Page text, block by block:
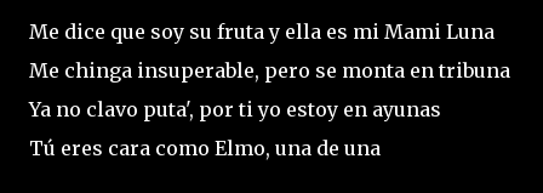
Me dice que soy su fruta y ella es mi Mami Luna
Me chinga insuperable, pero se monta en tribuna
Ya no clavo puta', por ti yo estoy en ayunas
Tú eres cara como Elmo, una de una